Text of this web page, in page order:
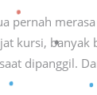
pernah
kursi, banyak
dipanggil.